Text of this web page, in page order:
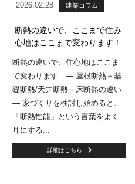
2026.02.28 建築コラム
断熱の違いで、ここまで住み
心地はここまで変わります！
断熱の違いで、住心地はここま
で変わります ― 屋根断熱＋基
礎断熱/天井断熱＋床断熱の違い
― 家づくりを検討し始めると、
「断熱性能」という言葉をよく
耳にする...
詳細はこちら